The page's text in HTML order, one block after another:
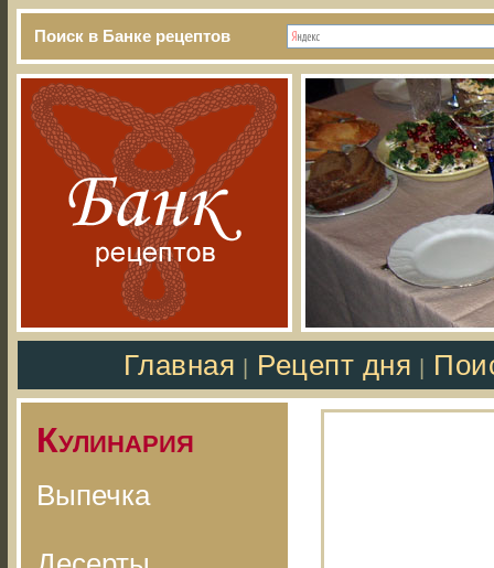
Поиск в Банке рецептов
Главная Рецепт дня
Кулинария
Выпечка